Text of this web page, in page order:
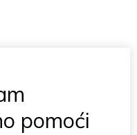
pomoći